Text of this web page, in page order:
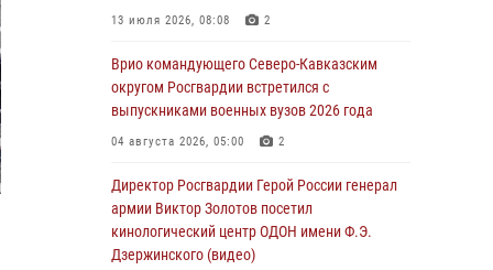
Росгвардии почтили память Героя России
06 августа 2026, 14:36 2
В кинологическом центре Уральского округа
Росгвардии почтили память товарищей,
06 августа 2026, 13:29 5
В Центральном округе Росгвардии прошли
мероприятия к 108‑летию генерала армии
13 июля 2026, 08:08 2
Врио командующего Северо-Кавказским
округом Росгвардии встретился с
выпускниками военных вузов 2026 года
04 августа 2026, 05:00 2
Директор Росгвардии Герой России генерал
армии Виктор Золотов посетил
кинологический центр ОДОН имени Ф.Э.
Дзержинского (видео)